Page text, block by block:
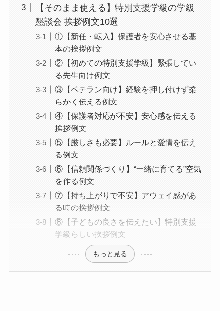
【そのまま使える】特別支援学級の学級
懇談会 挨拶例文10選
①【新任・転入】保護者を安心させる基
本の挨拶例文
②【初めての特別支援学級】緊張してい
る先生向け例文
③【ベテラン向け】経験を押し付けず柔
らかく伝える例文
④【保護者対応が不安】安心感を伝える
挨拶例文
⑤【厳しさも必要】ルールと愛情を伝え
る例文
⑥【信頼関係づくり】“一緒に育てる”空気
を作る例文
⑦【持ち上がりで不安】アウェイ感があ
る時の挨拶例文
⑧【子どもの良さを伝えたい】特別支援
学級らしい挨拶例文
もっと見る